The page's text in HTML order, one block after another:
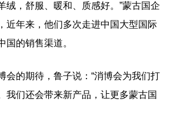
绒，舒服、暖和、质感好。”蒙古国企
近年来，他们多次走进中国大型国际
国的销售渠道。
的期待，鲁子说：“消博会为我们打
我们还会带来新产品，让更多蒙古国